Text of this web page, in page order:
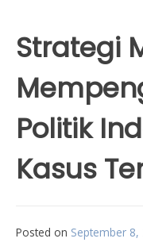
Strategi
Politik
Kasus
Posted on September 8,